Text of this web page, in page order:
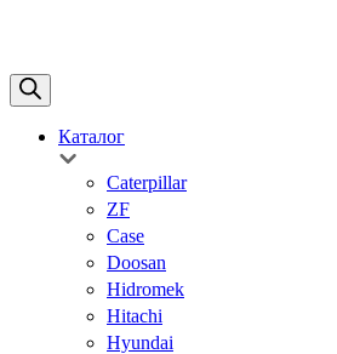
Каталог
Caterpillar
ZF
Case
Doosan
Hidromek
Hitachi
Hyundai